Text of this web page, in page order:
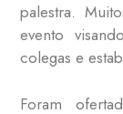
palestra.
evento
colegas e
Foram